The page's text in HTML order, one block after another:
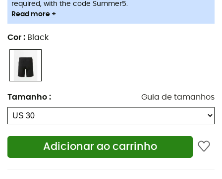
required, with the code Summer5.
Read more +
Cor : Black
Tamanho : Guia de tamanhos
Adicionar ao carrinho